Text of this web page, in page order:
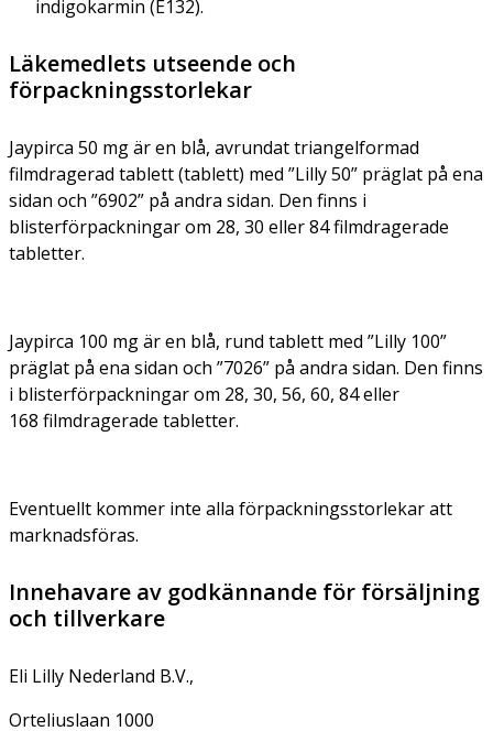
indigokarmin (E132).
Läkemedlets utseende och
förpackningsstorlekar
Jaypirca 50 mg är en blå, avrundat triangelformad
filmdragerad tablett (tablett) med ”Lilly 50” präglat på ena
sidan och ”6902” på andra sidan. Den finns i
blisterförpackningar om 28, 30 eller 84 filmdragerade
tabletter.
Jaypirca 100 mg är en blå, rund tablett med ”Lilly 100”
präglat på ena sidan och ”7026” på andra sidan. Den finns
i blisterförpackningar om 28, 30, 56, 60, 84 eller
168 filmdragerade tabletter.
Eventuellt kommer inte alla förpackningsstorlekar att
marknadsföras.
Innehavare av godkännande för försäljning
och tillverkare
Eli Lilly Nederland B.V.,
Orteliuslaan 1000